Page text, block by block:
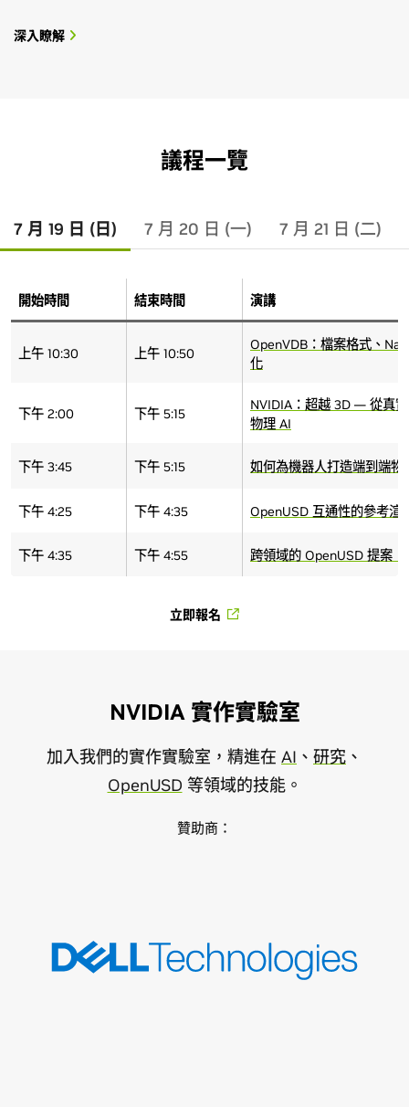
深入瞭解
議程一覽
7 月 19 日 (日) 7 月 20 日 (一) 7 月 21 日 (二)
開始時間 結束時間 演講
上午 10:30 上午 10:50
OpenVDB：檔案格式、
化
下午 2:00 下午 5:15
NVIDIA：超越 3D — 從真
物理 AI
下午 3:45 下午 5:15 如何為機器人打造端到端物
下午 4:25 下午 4:35 OpenUSD 互通性的參考渲
下午 4:35 下午 4:55 跨領域的 OpenUSD 提案
立即報名
NVIDIA 實作實驗室
加入我們的實作實驗室，精進在 AI 、 研究 、
OpenUSD 等領域的技能。
贊助商：